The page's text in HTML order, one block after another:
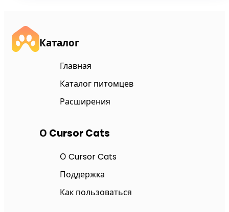
Каталог
Главная
Каталог питомцев
Расширения
О Cursor Cats
О Cursor Cats
Поддержка
Как пользоваться